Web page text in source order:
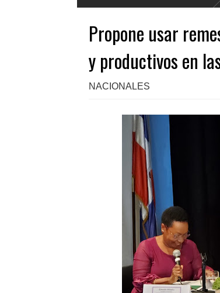
Propone usar
y productivos en
NACIONALES